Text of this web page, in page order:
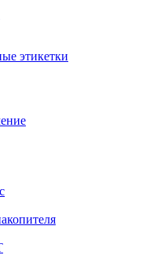
этикетки